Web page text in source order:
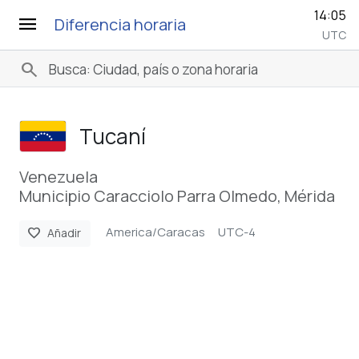
menu Diferencia horaria 14:05
UTC
search
Tucaní
Venezuela
Municipio Caracciolo Parra Olmedo, Mérida
favorite Añadir America/Caracas UTC-4